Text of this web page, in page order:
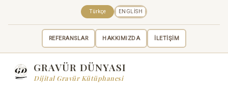
REFERANSLAR HAKKIMIZDA İLETİŞİM
Türkçe ENGLISH
GRAVÜR DÜNYASI
Dijital Gravür Kütüphanesi